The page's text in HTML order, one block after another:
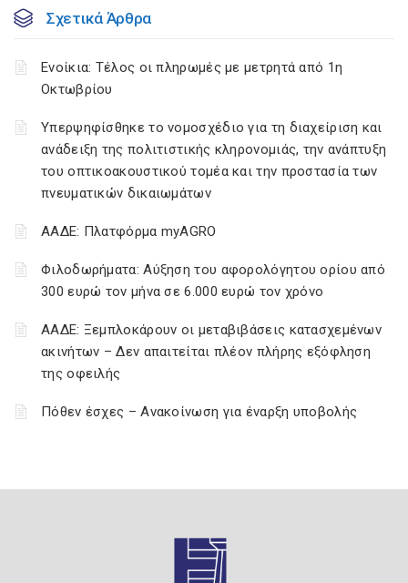
Σχετικά Άρθρα
Ενοίκια: Τέλος οι πληρωμές με μετρητά από 1η
Οκτωβρίου
Υπερψηφίσθηκε το νομοσχέδιο για τη διαχείριση και
ανάδειξη της πολιτιστικής κληρονομιάς, την ανάπτυξη
του οπτικοακουστικού τομέα και την προστασία των
πνευματικών δικαιωμάτων
ΑΑΔΕ: Πλατφόρμα myAGRO
Φιλοδωρήματα: Αύξηση του αφορολόγητου ορίου από
300 ευρώ τον μήνα σε 6.000 ευρώ τον χρόνο
ΑΑΔΕ: Ξεμπλοκάρουν οι μεταβιβάσεις κατασχεμένων
ακινήτων – Δεν απαιτείται πλέον πλήρης εξόφληση
της οφειλής
Πόθεν έσχες – Ανακοίνωση για έναρξη υποβολής